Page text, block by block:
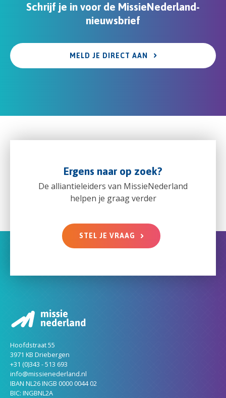
Schrijf je in voor de MissieNederland-
nieuwsbrief
MELD JE DIRECT AAN
Ergens naar op zoek?
De alliantieleiders van MissieNederland
helpen je graag verder
STEL JE VRAAG
Hoofdstraat 55
3971 KB Driebergen
+31 (0)343 - 513 693
info@missienederland.nl
IBAN NL26 INGB 0000 0044 02
BIC: INGBNL2A